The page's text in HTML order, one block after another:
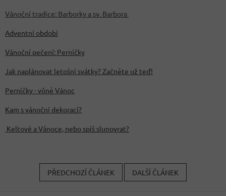
Vánoční tradice: Barborky a sv. Barbora
Adventní období
Vánoční pečení: Perníčky
Jak naplánovat letošní svátky? Začněte už teď!
Perníčky - vůně Vánoc
Kam s vánoční dekorací?
Keltové a Vánoce, nebo spíš slunovrat?
PŘEDCHOZÍ ČLÁNEK DALŠÍ ČLÁNEK